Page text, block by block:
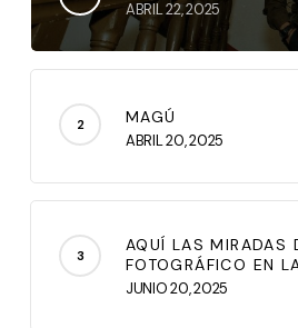
ABRIL 22, 2025
MAGÚ
ABRIL 20, 2025
AQUÍ LAS MIRADAS
FOTOGRÁFICO EN
JUNIO 20, 2025